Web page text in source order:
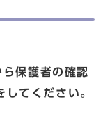
保護者の確認
てください。